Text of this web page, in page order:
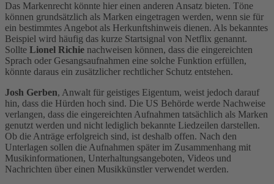
Das Markenrecht könnte hier einen anderen Ansatz bieten. Töne
können grundsätzlich als Marken eingetragen werden, wenn sie für
ein bestimmtes Angebot als Herkunftshinweis dienen. Als bekanntes
Beispiel wird häufig das kurze Startsignal von Netflix genannt.
Sollte Lionel Richie nachweisen können, dass die eingereichten
Sprach oder Gesangsaufnahmen eine solche Funktion erfüllen,
könnte daraus ein zusätzlicher rechtlicher Schutz entstehen.
Josh Gerben, Anwalt für geistiges Eigentum, weist jedoch darauf
hin, dass die Hürden hoch sind. Die US Behörde werde Nachweise
verlangen, dass die eingereichten Aufnahmen tatsächlich als Marken
genutzt werden und nicht lediglich bekannte Liedzeilen darstellen.
Ob die Anträge erfolgreich sind, ist deshalb offen. Nach den
Unterlagen sollen die Aufnahmen später im Zusammenhang mit
Musikinformationen, Unterhaltungsangeboten, Videos und
Nachrichten über einen Musikkünstler verwendet werden.